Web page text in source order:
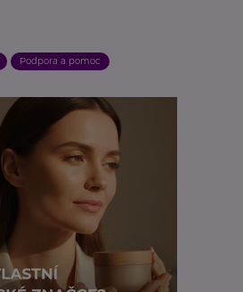
Podpora a pomoc